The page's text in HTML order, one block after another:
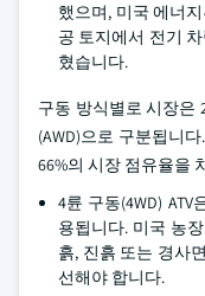
했으며, 미국 에너
공 토지에서 전기
혔습니다.
구동 방식별로 시장은
(AWD)으로 구분됩니
66%의 시장 점유율을
4륜 구동(4WD)
용됩니다. 미국 농
흙, 진흙 또는 경사
선해야 합니다.